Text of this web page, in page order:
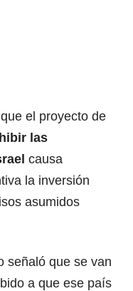
el proyecto de
las
causa
la inversión
asumidos
señaló que se van
a que ese país